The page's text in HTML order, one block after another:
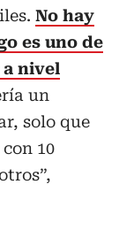
No hay
es uno de
a nivel
un
solo que
10